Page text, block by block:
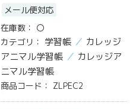
メール便対応
在庫数： 〇
カテゴリ： 学習帳
カレッジ
アニマル学習帳
カレッジア
ニマル学習帳
商品コード： ZLPEC2